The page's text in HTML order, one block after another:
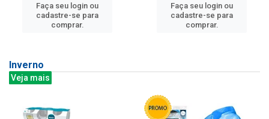
Faça seu login ou
cadastre-se para
comprar.
Faça seu login ou
cadastre-se para
comprar.
Inverno
Veja mais